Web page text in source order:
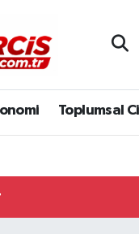
Toplumsal